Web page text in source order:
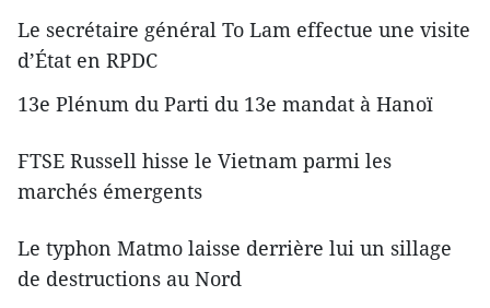
Le secrétaire général To Lam effectue une visite
d’État en RPDC
13e Plénum du Parti du 13e mandat à Hanoï
FTSE Russell hisse le Vietnam parmi les
marchés émergents
Le typhon Matmo laisse derrière lui un sillage
de destructions au Nord